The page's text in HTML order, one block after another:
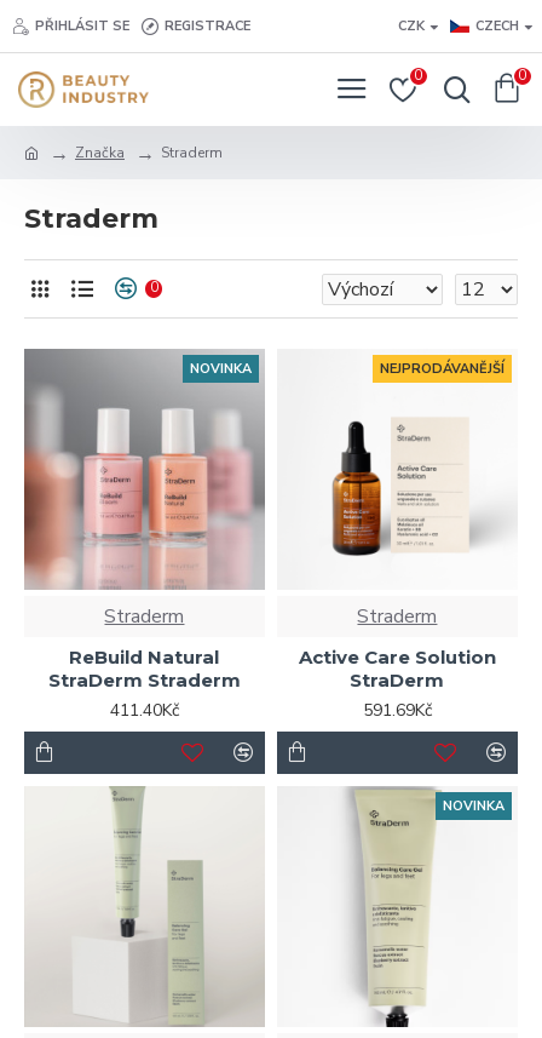
PŘIHLÁSIT SE REGISTRACE CZK CZECH
0 0
Značka Straderm
Straderm
0
NOVINKA
Straderm
ReBuild Natural
StraDerm Straderm
411.40Kč
NEJPRODÁVANĚJŠÍ
Straderm
Active Care Solution
StraDerm
591.69Kč
NOVINKA